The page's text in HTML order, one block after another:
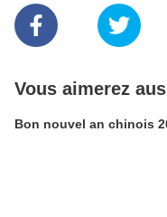
Vous aimerez
Bon nouvel an chinois